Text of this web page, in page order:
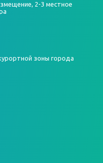
2-3 местное
зоны города